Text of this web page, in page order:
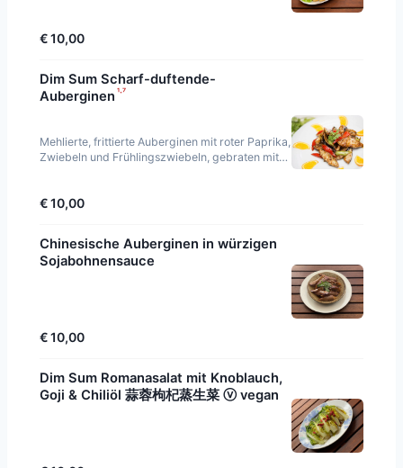
€ 10,00
Dim Sum Scharf-duftende-
Auberginen ¹·⁷
Mehlierte, frittierte Auberginen mit roter Paprika,
Zwiebeln und Frühlingszwiebeln, gebraten mit
€ 10,00
Chinesische Auberginen in würzigen
Sojabohnensauce
€ 10,00
Dim Sum Romanasalat mit Knoblauch,
Goji & Chiliöl 蒜蓉枸杞蒸生菜 ⓥ vegan